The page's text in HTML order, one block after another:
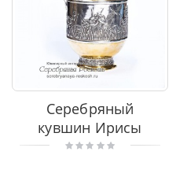
Серебряный
кувшин Ирисы